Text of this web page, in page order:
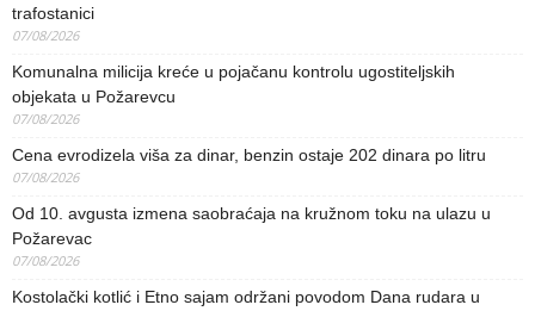
trafostanici
07/08/2026
Komunalna milicija kreće u pojačanu kontrolu ugostiteljskih
objekata u Požarevcu
07/08/2026
Cena evrodizela viša za dinar, benzin ostaje 202 dinara po litru
07/08/2026
Od 10. avgusta izmena saobraćaja na kružnom toku na ulazu u
Požarevac
07/08/2026
Kostolački kotlić i Etno sajam održani povodom Dana rudara u